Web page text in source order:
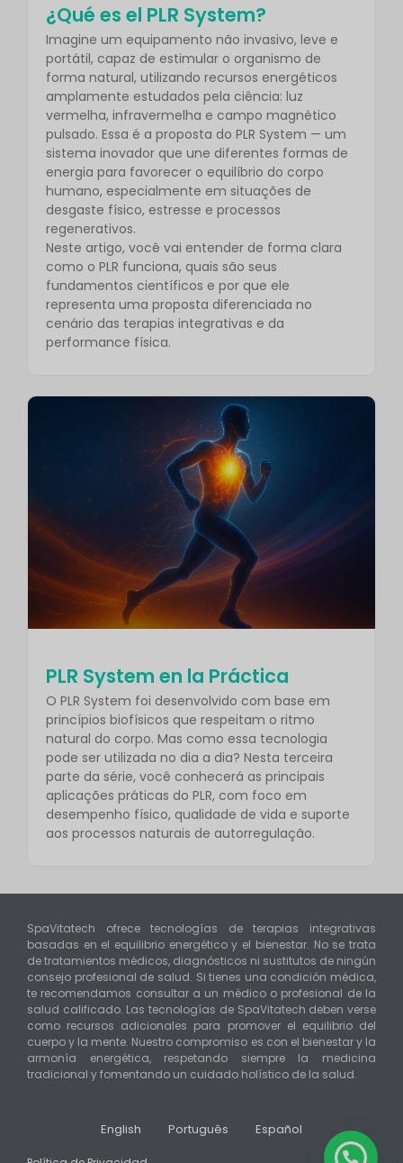
¿Qué es el PLR System?
Imagine um equipamento não invasivo, leve e
portátil, capaz de estimular o organismo de
forma natural, utilizando recursos energéticos
amplamente estudados pela ciência: luz
vermelha, infravermelha e campo magnético
pulsado. Essa é a proposta do PLR System — um
sistema inovador que une diferentes formas de
energia para favorecer o equilíbrio do corpo
humano, especialmente em situações de
desgaste físico, estresse e processos
regenerativos.
Neste artigo, você vai entender de forma clara
como o PLR funciona, quais são seus
fundamentos científicos e por que ele
representa uma proposta diferenciada no
cenário das terapias integrativas e da
performance física.
PLR System en la Práctica
O PLR System foi desenvolvido com base em
princípios biofísicos que respeitam o ritmo
natural do corpo. Mas como essa tecnologia
pode ser utilizada no dia a dia? Nesta terceira
parte da série, você conhecerá as principais
aplicações práticas do PLR, com foco em
desempenho físico, qualidade de vida e suporte
aos processos naturais de autorregulação.
SpaVitatech ofrece tecnologías de terapias integrativas
basadas en el equilibrio energético y el bienestar. No se trata
de tratamientos médicos, diagnósticos ni sustitutos de ningún
consejo profesional de salud. Si tienes una condición médica,
te recomendamos consultar a un médico o profesional de la
salud calificado. Las tecnologías de SpaVitatech deben verse
como recursos adicionales para promover el equilibrio del
cuerpo y la mente. Nuestro compromiso es con el bienestar y la
armonía energética, respetando siempre la medicina
tradicional y fomentando un cuidado holístico de la salud.
English Português Español